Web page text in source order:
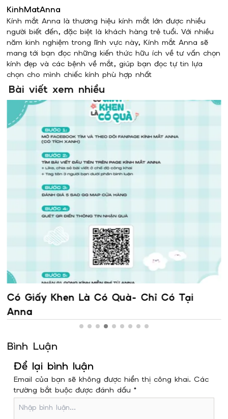
KinhMatAnna
Kính mắt Anna là thương hiệu kính mắt lớn được nhiều
người biết đến, đặc biệt là khách hàng trẻ tuổi. Với nhiều
năm kinh nghiệm trong lĩnh vực này, Kính mắt Anna sẽ
mang tới bạn đọc những kiến thức hữu ích về tư vấn chọn
kính đẹp và các bệnh về mắt, giúp bạn đọc tự tin lựa
chọn cho mình chiếc kính phù hợp nhất
Bài viết xem nhiều
Có Giấy Khen Là Có Quà- Chỉ Có Tại
Anna
Bình Luận
Để lại bình luận
Email của bạn sẽ không được hiển thị công khai. Các
trường bắt buộc được đánh dấu *